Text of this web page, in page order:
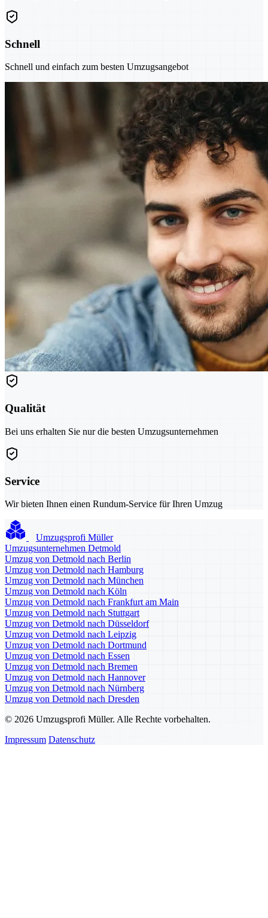
Schnell
Schnell und einfach zum besten Umzugsangebot
Qualität
Bei uns erhalten Sie nur die besten Umzugsunternehmen
Service
Wir bieten Ihnen einen Rundum-Service für Ihren Umzug
Umzugsprofi Müller
Umzugsunternehmen Detmold
Umzug von Detmold nach Berlin
Umzug von Detmold nach Hamburg
Umzug von Detmold nach München
Umzug von Detmold nach Köln
Umzug von Detmold nach Frankfurt am Main
Umzug von Detmold nach Stuttgart
Umzug von Detmold nach Düsseldorf
Umzug von Detmold nach Leipzig
Umzug von Detmold nach Dortmund
Umzug von Detmold nach Essen
Umzug von Detmold nach Bremen
Umzug von Detmold nach Hannover
Umzug von Detmold nach Nürnberg
Umzug von Detmold nach Dresden
© 2026 Umzugsprofi Müller. Alle Rechte vorbehalten.
Impressum Datenschutz